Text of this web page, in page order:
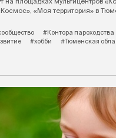
«Моя территория» в
#Контора пароходства
#хобби #Тюменская